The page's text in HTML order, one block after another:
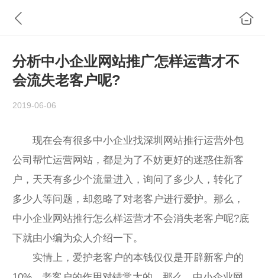
分析中小企业网站推广怎样运营才不
会流失老客户呢?
2019-06-06
现在会有很多中小企业找深圳网站推行运营外包
公司帮忙运营网站，都是为了不妨更好的迷惑住新客
户，天天有多少个流量进入，询问了多少人，转化了
多少人等问题，却忽略了对老客户进行爱护。那么，
中小企业网站推行怎么样运营才不会消失老客户呢?底
下就由小编为众人介绍一下。
实情上，爱护老客户的本钱仅仅是开辟新客户的